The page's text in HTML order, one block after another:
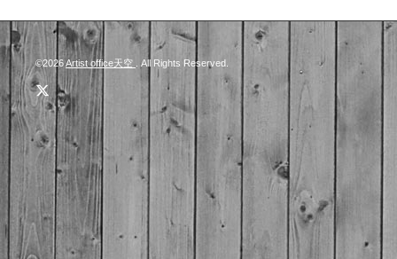
©2026Artist office天空 . All Rights Reserved.